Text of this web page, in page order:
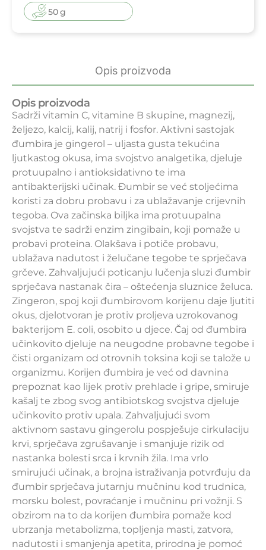
50 g
Opis proizvoda
Opis proizvoda
Sadrži vitamin C, vitamine B skupine, magnezij,
željezo, kalcij, kalij, natrij i fosfor. Aktivni sastojak
đumbira je gingerol – uljasta gusta tekućina
ljutkastog okusa, ima svojstvo analgetika, djeluje
protuupalno i antioksidativno te ima
antibakterijski učinak. Đumbir se već stoljećima
koristi za dobru probavu i za ublažavanje crijevnih
tegoba. Ova začinska biljka ima protuupalna
svojstva te sadrži enzim zingibain, koji pomaže u
probavi proteina. Olakšava i potiče probavu,
ublažava nadutost i želučane tegobe te sprječava
grčeve. Zahvaljujući poticanju lučenja sluzi đumbir
sprječava nastanak čira – oštećenja sluznice želuca.
Zingeron, spoj koji đumbirovom korijenu daje ljutiti
okus, djelotvoran je protiv proljeva uzrokovanog
bakterijom E. coli, osobito u djece. Čaj od đumbira
učinkovito djeluje na neugodne probavne tegobe i
čisti organizam od otrovnih toksina koji se talože u
organizmu. Korijen đumbira je već od davnina
prepoznat kao lijek protiv prehlade i gripe, smiruje
kašalj te zbog svog antibiotskog svojstva djeluje
učinkovito protiv upala. Zahvaljujući svom
aktivnom sastavu gingerolu pospješuje cirkulaciju
krvi, sprječava zgrušavanje i smanjuje rizik od
nastanka bolesti srca i krvnih žila. Ima vrlo
smirujući učinak, a brojna istraživanja potvrđuju da
đumbir sprječava jutarnju mučninu kod trudnica,
morsku bolest, povraćanje i mučninu pri vožnji. S
obzirom na to da korijen đumbira pomaže kod
ubrzanja metabolizma, topljenja masti, zatvora,
nadutosti i smanjenja apetita, prirodna je pomoć